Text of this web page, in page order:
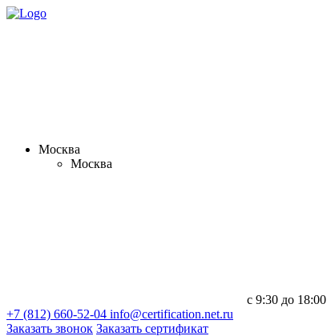
Москва
Москва
с 9:30 до 18:00
+7 (812) 660-52-04 info@certification.net.ru
Заказать звонок Заказать сертификат